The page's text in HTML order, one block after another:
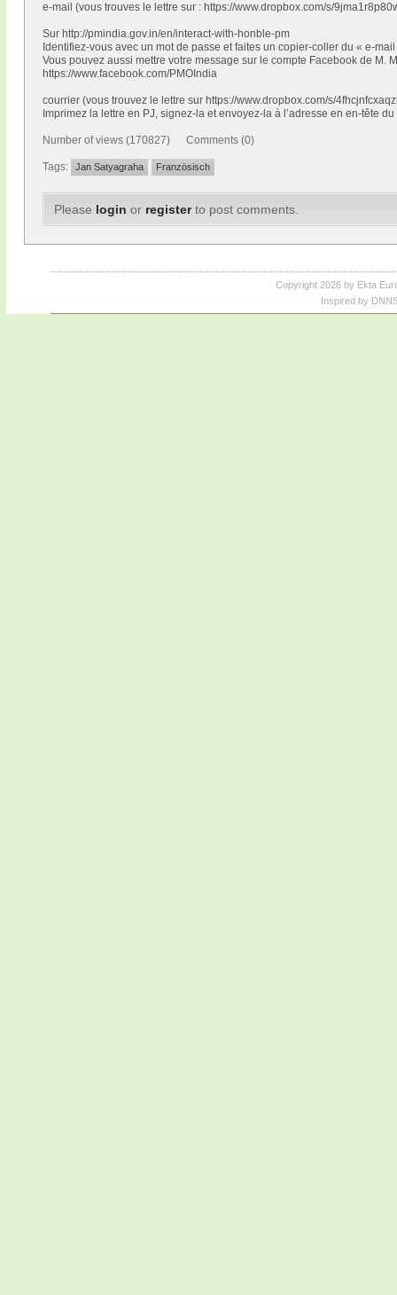
e-mail (vous trouves le lettre sur : https://www.dropbox.com/s/
Sur http://pmindia.gov.in/en/interact-with-honble-pm
Identifiez-vous avec un mot de passe et faites un copier-coller du « e-
Vous pouvez aussi mettre votre message sur le compte Facebook de M.
https://www.facebook.com/PMOIndia
courrier (vous trouvez le lettre sur https://www.dropbox.com/s/
Imprimez la lettre en PJ, signez-la et envoyez-la à l’adresse en en-tête
Number of views (170827) Comments (0)
Tags: Jan Satyagraha Französisch
Please login or registerto post comments.
Copyright 2026 by Ekta
Inspired by